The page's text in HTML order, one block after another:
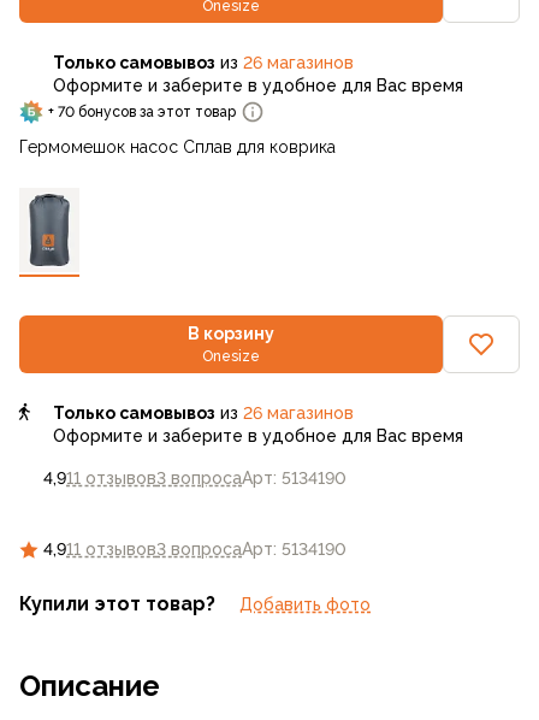
Onesize
4,911 отзывов3 вопросаАрт: 5134190
Только самовывоз из 26 магазинов
Оформите и заберите в удобное для Вас время
+ 70 бонусов за этот товар
Гермомешок насос Сплав для коврика
В корзину
Onesize
4,911 отзывов3 вопросаАрт: 5134190
Только самовывоз из 26 магазинов
Оформите и заберите в удобное для Вас время
Купили этот товар? Добавить фото
Описание